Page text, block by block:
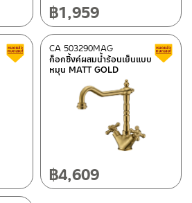
฿1,959
Clearance sale
ก็อกซิ้งค์ผสมน้ำร้อนเย็นแบบ
หมุน MATT GOLD
CA 503290MAG
฿4,609